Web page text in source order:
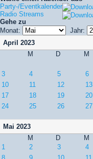
Party-/Eventkalender
Radio Streams
Gehe zu
Monat:
Jahr:
April 2023
M
D M
3
4 5 6
10
11 12 13
17
18 19 20
24
25 26 27
Mai 2023
M
D M
1
2 3 4